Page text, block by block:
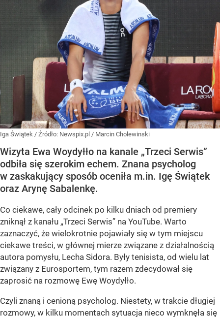
Iga Świątek / Źródło: Newspix.pl / Marcin Cholewinski
Wizyta Ewa Woydyłło na kanale „Trzeci Serwis”
odbiła się szerokim echem. Znana psycholog
w zaskakujący sposób oceniła m.in. Igę Świątek
oraz Arynę Sabalenkę.
Co ciekawe, cały odcinek po kilku dniach od premiery
zniknął z kanału „Trzeci Serwis” na YouTube. Warto
zaznaczyć, że wielokrotnie pojawiały się w tym miejscu
ciekawe treści, w głównej mierze związane z działalnością
autora pomysłu, Lecha Sidora. Były tenisista, od wielu lat
związany z Eurosportem, tym razem zdecydował się
zaprosić na rozmowę Ewę Woydyłło.
Czyli znaną i cenioną psycholog. Niestety, w trakcie długiej
rozmowy, w kilku momentach sytuacja nieco wymknęła się